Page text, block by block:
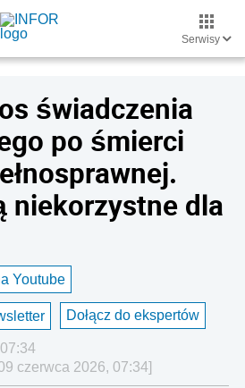
Serwisy
świadczenia
po śmierci
niekorzystne dla
Youtube
Dołącz do ekspertów
czerwca 2026, 07:34]